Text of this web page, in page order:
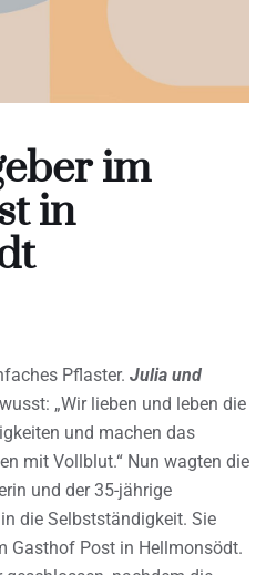
im
in
Pflaster. Julia und
„Wir lieben und leben die
und machen das
mit Vollblut.“ Nun wagten die
und der 35-jährige
die Selbstständigkeit. Sie
Gasthof Post in Hellmonsödt.